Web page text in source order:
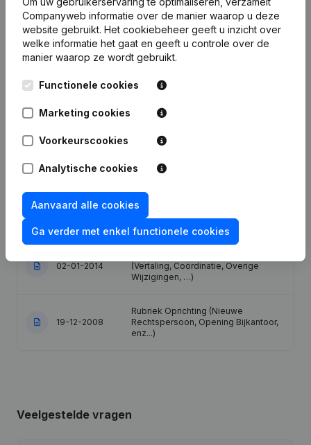
Publicatiesvan PDG
Datum Publicatie
Overige Wijzigingen, …) - Wijziging
Benoemingen
10-01-2018
Kapitaal - Aandelen - Statuten
(Vertaling, Coördinatie, Overige
Wijzigingen, …)
02-01-2014
(Vertaling, Coördinatie, Overige
Wijzigingen, …)
19-12-2008
Rubriek Oprichting (Nieuwe
Rechtspersoon, Opening Bijkantoor,
enz...)
Veelgestelde vragen
Companyweb informatie over de manier waarop u deze
website gebruikt. Het cookiebeheer geeft u inzicht over
welke informatie het gaat en geeft u controle over de
manier waarop ze wordt gebruikt.
Functionele cookies
Marketing cookies
Voorkeurscookies
Analytische cookies
Aanvaard alle cookies
Ga verder met enkel functionele cookies